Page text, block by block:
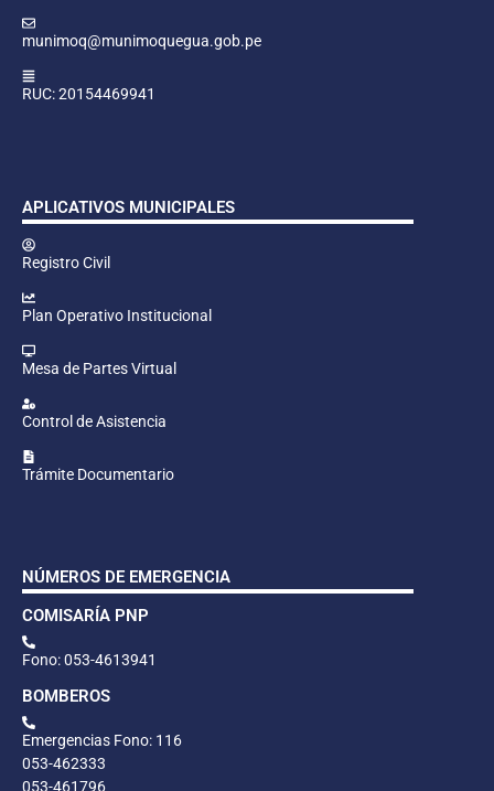
munimoq@munimoquegua.gob.pe
RUC: 20154469941
APLICATIVOS MUNICIPALES
Registro Civil
Plan Operativo Institucional
Mesa de Partes Virtual
Control de Asistencia
Trámite Documentario
NÚMEROS DE EMERGENCIA
COMISARÍA PNP
Fono: 053-4613941
BOMBEROS
Emergencias Fono: 116
053-462333
053-461796